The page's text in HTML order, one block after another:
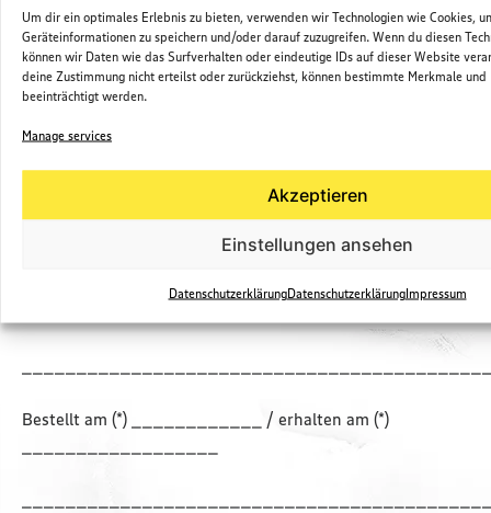
Um dir ein optimales Erlebnis zu bieten, verwenden wir Technologien wie Cookies,
Geräteinformationen zu speichern und/oder darauf zuzugreifen. Wenn du diesen
können wir Daten wie das Surfverhalten oder eindeutige IDs auf dieser Website
deine Zustimmung nicht erteilst oder zurückziehst, können bestimmte Merkmale und
beeinträchtigt werden.
Manage services
Akzeptieren
Einstellungen ansehen
DatenschutzerklärungDatenschutzerklärungImpressum
Rigaer Straße 5
18107 Rostock
Deutschland
Fax: 0381 7705-177
Hiermit widerrufe(n) ich/wir (*) den von mir/uns (*)
Waren (*)/die Erbringung der folgenden Dienstleistung (*)
Bestellt am (*) ____________ / erhalten am (*)